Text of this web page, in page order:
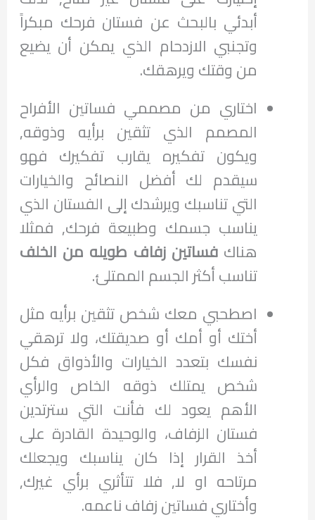
أبدئي بالبحث عن فستان فرحك مبكراً
وتجنبي الازدحام الذي يمكن أن يضيع
من وقتك ويرهقك.
اختاري من مصممي فساتين الأفراح
المصمم الذي تثقين برأيه وذوقه,
ويكون تفكيره يقارب تفكيرك فهو
سيقدم لك أفضل النصائح والخيارات
التي تناسبك ويرشدك إلى الفستان الذي
يناسب جسمك وطبيعة فرحك, فمثلا
هناكفساتين زفاف طويله من الخلف
تناسب أكثر الجسم الممتلئ.
اصطحبي معك شخص تثقين برأيه مثل
أختك أو أمك أو صديقتك، ولا ترهقي
نفسك بتعدد الخيارات والأذواق فكل
شخص يمتلك ذوقه الخاص والرأي
الأهم يعود لك فأنت التي سترتدين
فستان الزفاف، والوحيدة القادرة على
أخذ القرار إذا كان يناسبك ويجعلك
مرتاحه او لا, فلا تتأثري برأي غيرك,
وأختاري فساتين زفاف ناعمه.